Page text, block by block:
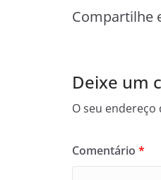
Compartilhe
Deixe um
O seu
Comentário *